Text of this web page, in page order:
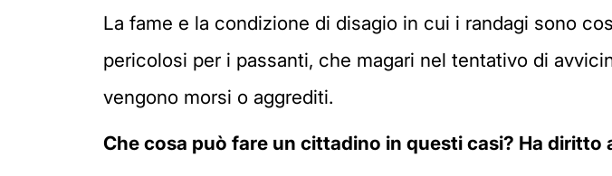
La fame e la condizione di disagio in cui i randagi sono
pericolosi per i passanti, che magari nel tentativo di
vengono morsi o aggrediti.
Che cosa può fare un cittadino in questi casi? Ha